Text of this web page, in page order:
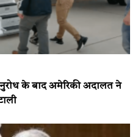
के बाद अमेरिकी अदालत ने